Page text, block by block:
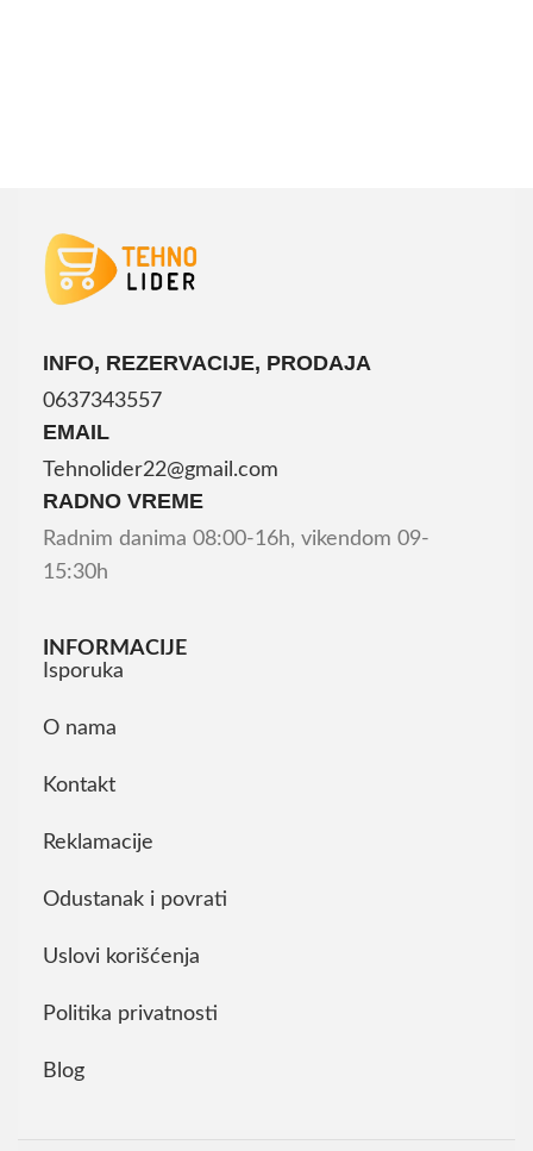
INFO, REZERVACIJE, PRODAJA
0637343557
EMAIL
Tehnolider22@gmail.com
RADNO VREME
Radnim danima 08:00-16h, vikendom 09-
15:30h
INFORMACIJE
Isporuka
O nama
Kontakt
Reklamacije
Odustanak i povrati
Uslovi korišćenja
Politika privatnosti
Blog